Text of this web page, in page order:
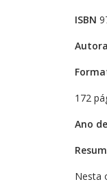
ISBN
172
Ano
Nesta